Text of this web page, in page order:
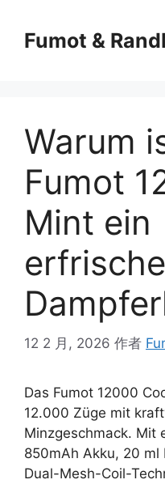
Fumot &
Warum
Fumot
Mint ein
12 2 月, 2026 作者
Das Fumot 12000
12.000 Züge mit
Minzgeschmack. Mit
850mAh Akku, 20
Dual-Mesh-Coil-